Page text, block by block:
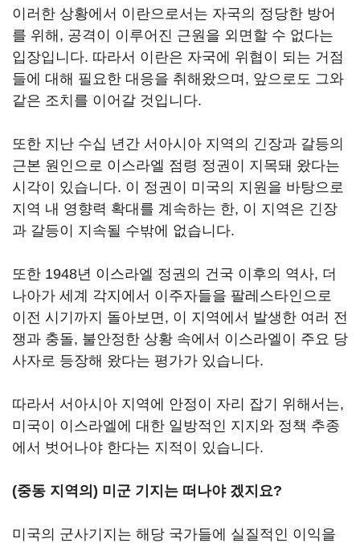
이러한 상황에서 이란으로서는 자국의 정당한 방어
를 위해, 공격이 이루어진 근원을 외면할 수 없다는
입장입니다. 따라서 이란은 자국에 위협이 되는 거점
들에 대해 필요한 대응을 취해왔으며, 앞으로도 그와
같은 조치를 이어갈 것입니다.
또한 지난 수십 년간 서아시아 지역의 긴장과 갈등의
근본 원인으로 이스라엘 점령 정권이 지목돼 왔다는
시각이 있습니다. 이 정권이 미국의 지원을 바탕으로
지역 내 영향력 확대를 계속하는 한, 이 지역은 긴장
과 갈등이 지속될 수밖에 없습니다.
또한 1948년 이스라엘 정권의 건국 이후의 역사, 더
나아가 세계 각지에서 이주자들을 팔레스타인으로
이전 시기까지 돌아보면, 이 지역에서 발생한 여러 전
쟁과 충돌, 불안정한 상황 속에서 이스라엘이 주요 당
사자로 등장해 왔다는 평가가 있습니다.
따라서 서아시아 지역에 안정이 자리 잡기 위해서는,
미국이 이스라엘에 대한 일방적인 지지와 정책 추종
에서 벗어나야 한다는 지적이 있습니다.
(중동 지역의) 미군 기지는 떠나야 겠지요?
미국의 군사기지는 해당 국가들에 실질적인 이익을